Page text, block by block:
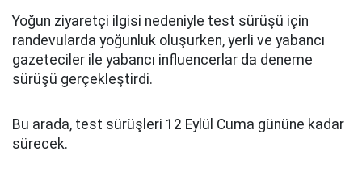
Yoğun ziyaretçi ilgisi nedeniyle test sürüşü için
randevularda yoğunluk oluşurken, yerli ve yabancı
gazeteciler ile yabancı influencerlar da deneme
sürüşü gerçekleştirdi.
Bu arada, test sürüşleri 12 Eylül Cuma gününe kadar
sürecek.